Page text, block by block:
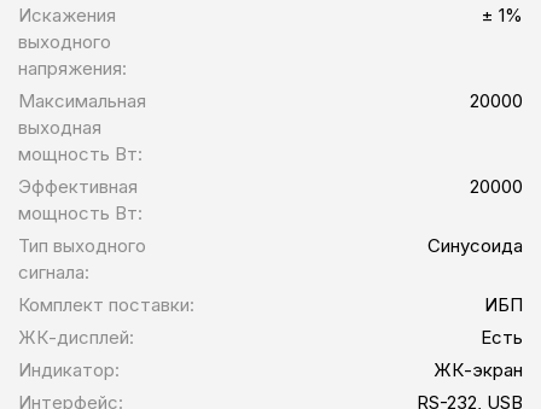
Искажения
выходного
напряжения:
± 1%
Максимальная
выходная
мощность Вт:
20000
Эффективная
мощность Вт:
20000
Тип выходного
сигнала:
Синусоида
Комплект поставки:
ИБП
ЖК-дисплей:
Есть
Индикатор:
ЖК-экран
Интерфейс:
RS-232, USB